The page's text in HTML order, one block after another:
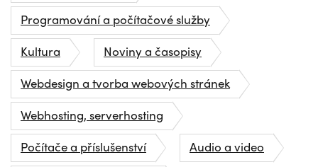
Programování a počítačové služby
Kultura
Noviny a časopisy
Webdesign a tvorba webových stránek
Webhosting, serverhosting
Počítače a příslušenství
Audio a video